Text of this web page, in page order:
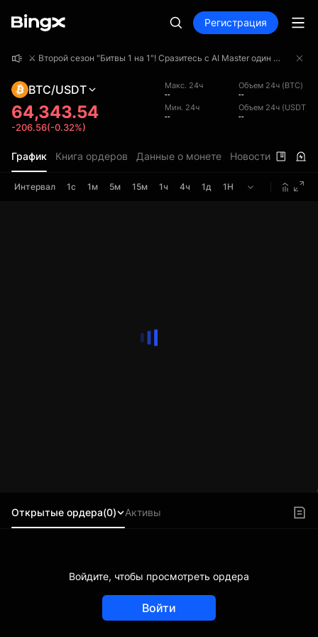
Регистрация
⚔️ Второй сезон "Битвы 1 на 1"! Сразитесь с AI Master один на один и заберите часть призового фонда в 4 000 000 USDT!
BTC/USDT
64,343.54
-206.56(-0.32%)
Макс. 24ч
--
Объем 24ч (BTC)
--
Мин. 24ч
--
Объем 24ч (USDT)
--
График Книга ордеров Данные о монете Новости
Интервал 1с 1м 5м 15м 1ч 4ч 1д 1Н
Открытые ордера(0) Активы
Войдите, чтобы просмотреть ордера
Войти